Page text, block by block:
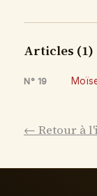
Articles (1)
N° 19
← Retour à